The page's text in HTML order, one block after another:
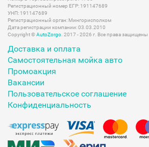
Регистрационный номер ЕГР: 191147689
УНП: 191147689
Регистрационный орган: Мингорисполком
Дата регистрации компании: 03.03.2010
Copyright ©AutoZorgo . 2017 - 2026 г. Все права защищены
Доставка и оплата
Самостоятельная мойка авто
Промоакция
Вакансии
Пользовательское соглашение
Конфиденциальность